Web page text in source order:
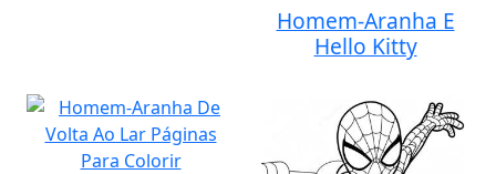
Homem-Aranha E
Hello Kitty